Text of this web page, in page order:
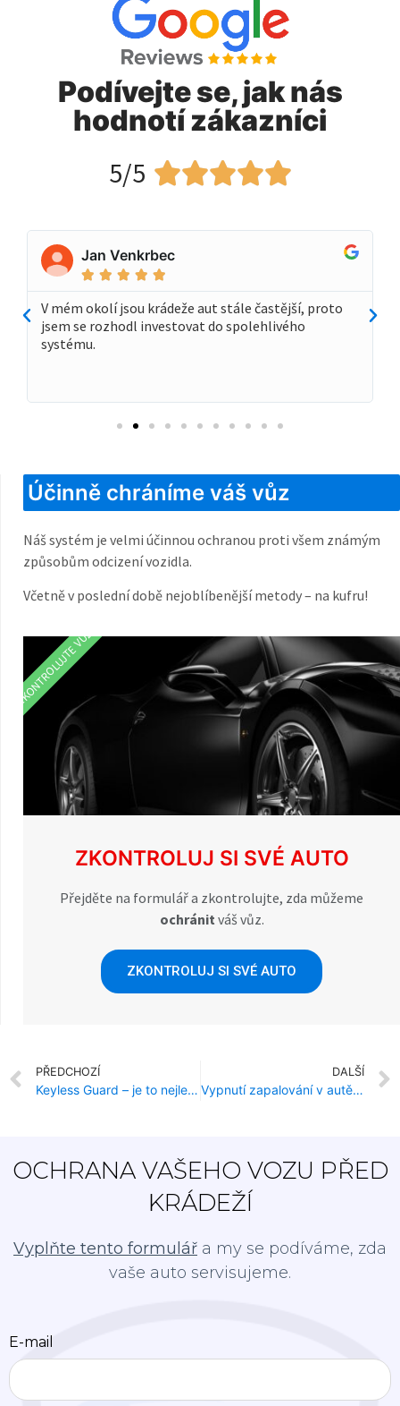
Podívejte se, jak nás
hodnotí zákazníci
5/5 
Eliška Zemánková
    
Doporučuji všem. Skvělá komunikace se zákazníkem.
Instalatér mi profesionálně vysvětlil, jak zařízení
správně používat. Stačí nasednout do auta se svým
Účinně chráníme váš vůz
Náš systém je velmi účinnou ochranou proti všem známým
způsobům odcizení vozidla.
Včetně v poslední době nejoblíbenější metody – na kufru!
ZKONTROLUJ SI SVÉ AUTO
Přejděte na formulář a zkontrolujte, zda můžeme
ochránit váš vůz.
ZKONTROLUJ SI SVÉ AUTO
ZKONTROLUJTE VŮZ
PŘEDCHOZÍ
Keyless Guard – je to nejlepší ochrana auta?
DALŠÍ
Vypnutí zapalování v autě – jak a k čemu?
OCHRANA VAŠEHO VOZU PŘED
KRÁDEŽÍ
Vyplňte tento formulář a my se podíváme, zda
vaše auto servisujeme.
E-mail